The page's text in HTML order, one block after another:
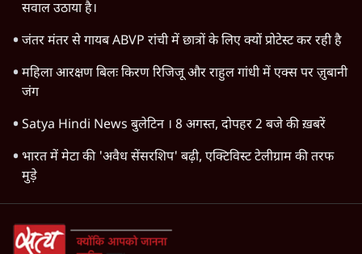
सवाल उठाया है।
जंतर मंतर से गायब ABVP रांची में छात्रों के लिए क्यों प्रोटेस्ट कर रही है
महिला आरक्षण बिलः किरण रिजिजू और राहुल गांधी में एक्स पर ज़ुबानी
जंग
Satya Hindi News बुलेटिन । 8 अगस्त, दोपहर 2 बजे की ख़बरें
भारत में मेटा की 'अवैध सेंसरशिप' बढ़ी, एक्टिविस्ट टेलीग्राम की तरफ
मुड़े